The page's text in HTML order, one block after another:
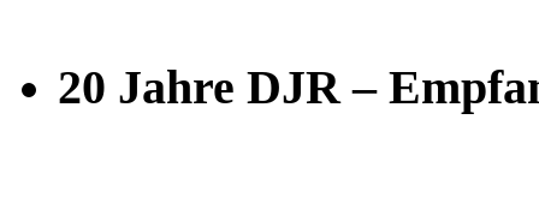
20 Jahre DJR –